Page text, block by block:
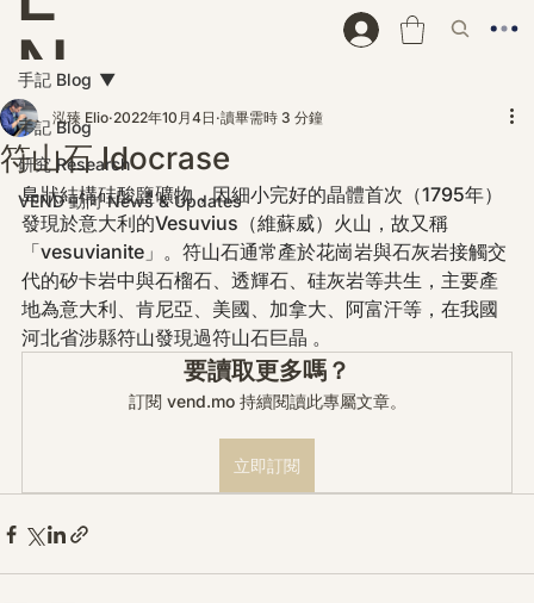
N
D
手記 Blog
研究 Research
VEND 動向 News & Updates
手記 Blog
符山石 Idocrase
泓臻 Elio 2022年10月4日 讀畢需時 3 分鐘
島狀結構硅酸鹽礦物，因細小完好的晶體首次（1795年）
發現於意大利的Vesuvius（維蘇威）火山，故又稱
「vesuvianite」。符山石通常產於花崗岩與石灰岩接觸交
代的矽卡岩中與石榴石、透輝石、硅灰岩等共生，主要產
地為意大利、肯尼亞、美國、加拿大、阿富汗等，在我國
河北省涉縣符山發現過符山石巨晶 。
要讀取更多嗎？
訂閱 vend.mo 持續閱讀此專屬文章。
立即訂閱